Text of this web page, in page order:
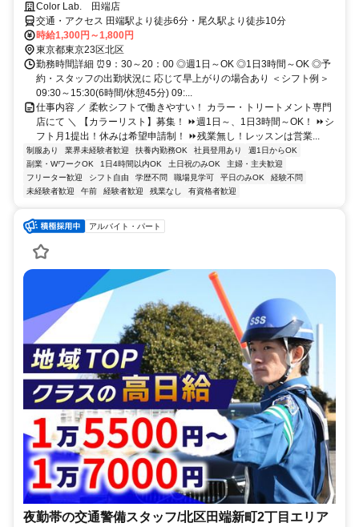
Color Lab. 田端店
交通・アクセス 田端駅より徒歩6分・尾久駅より徒歩10分
時給1,300円～1,800円
東京都東京23区北区
勤務時間詳細 ⏰9：30～20：00 ◎週1日～OK ◎1日3時間～OK ◎予
約・スタッフの出勤状況に 応じて早上がりの場合あり ＜シフト例＞
09:30～15:30(6時間/休憩45分) 09:...
仕事内容 ／ 柔軟シフトで働きやすい！ カラー・トリートメント専門
店にて ＼ 【カラーリスト】募集！ ⏩週1日～、1日3時間～OK！ ⏩シ
フト月1提出！休みは希望申請制！ ⏩残業無し！レッスンは営業...
制服あり 業界未経験者歓迎 扶養内勤務OK 社員登用あり
週1日からOK
副業・WワークOK
1日4時間以内OK 土日祝のみOK
主婦・主夫歓迎
フリーター歓迎
シフト自由 学歴不問 職場見学可 平日のみOK
経験不問
未経験者歓迎
午前 経験者歓迎 残業なし 有資格者歓迎
アルバイト・パート
夜勤帯の交通警備スタッフ/北区田端新町2丁目エリア